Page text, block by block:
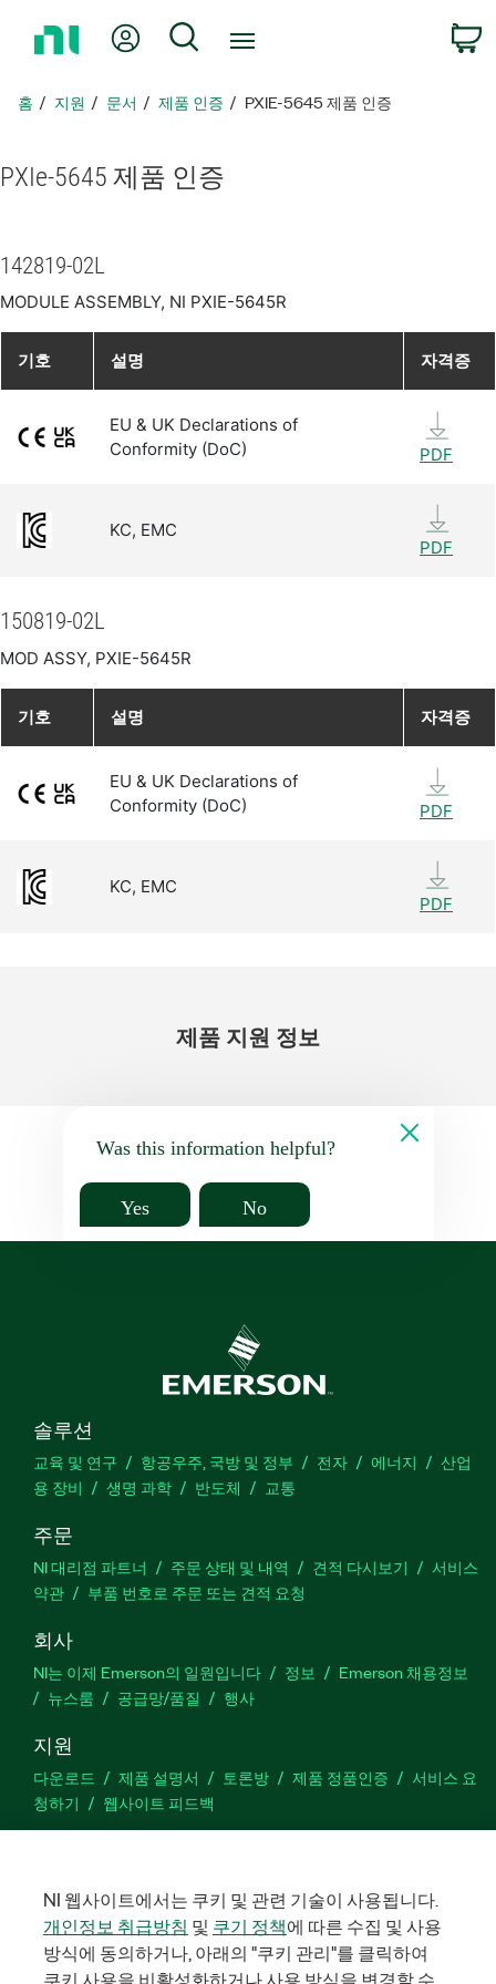
지
아
내 계정 검색
홈 지원 문서 제품 인증 PXIE-5645 제품 인증
PXIe-5645 제품 인증
142819-02L
MODULE ASSEMBLY, NI PXIE-5645R
기호 설명 자격증
EU & UK Declarations of
Conformity (DoC)
PDF
KC, EMC
PDF
150819-02L
MOD ASSY, PXIE-5645R
기호 설명 자격증
EU & UK Declarations of
Conformity (DoC)
PDF
KC, EMC
PDF
제품 지원 정보
Was this information helpful?
Yes No
솔루션
교육 및 연구 항공우주, 국방 및 정부 전자 에너지
산업
용 장비
생명 과학 반도체 교통
주문
NI 대리점 파트너 주문 상태 및 내역 견적 다시보기
서비스
약관
부품 번호로 주문 또는 견적 요청
회사
NI는 이제 Emerson의 일원입니다 정보
Emerson 채용정보
뉴스룸
공급망/품질 행사
지원
다운로드 제품 설명서 토론방 제품 정품인증
서비스 요
청하기
웹사이트 피드백
©NATIONAL INSTRUMENTS CORP. 판권 소유. 한국내쇼날인스트루먼
트㈜ | 주소: 서울특별시 영등포구 여의대로 108, 36층 (여의도동,
NI 웹사이트에서는 쿠키 및 관련 기술이 사용됩니다.
개인정보 취급방침 및 쿠기 정책에 따른 수집 및 사용
방식에 동의하거나, 아래의 "쿠키 관리"를 클릭하여
쿠키 사용을 비활성화하거나 사용 방식을 변경할 수